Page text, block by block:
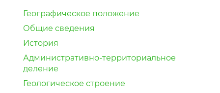
Географическое положение
Общие сведения
История
Административно-территориальное
деление
Геологическое строение